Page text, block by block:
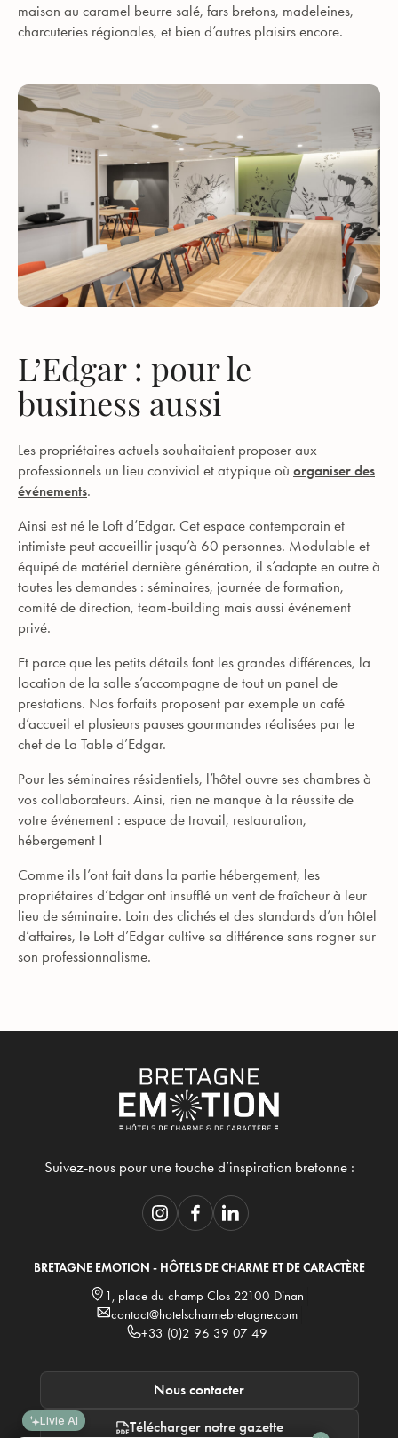
maison au caramel beurre salé, fars bretons, madeleines,
charcuteries régionales, et bien d’autres plaisirs encore.
L’Edgar : pour le
business aussi
Les propriétaires actuels souhaitaient proposer aux
professionnels un lieu convivial et atypique où organiser des
événements.
Ainsi est né le Loft d’Edgar. Cet espace contemporain et
intimiste peut accueillir jusqu’à 60 personnes. Modulable et
équipé de matériel dernière génération, il s’adapte en outre à
toutes les demandes : séminaires, journée de formation,
comité de direction, team-building mais aussi événement
privé.
Et parce que les petits détails font les grandes différences, la
location de la salle s’accompagne de tout un panel de
prestations. Nos forfaits proposent par exemple un café
d’accueil et plusieurs pauses gourmandes réalisées par le
chef de La Table d’Edgar.
Pour les séminaires résidentiels, l’hôtel ouvre ses chambres à
vos collaborateurs. Ainsi, rien ne manque à la réussite de
votre événement : espace de travail, restauration,
hébergement !
Comme ils l’ont fait dans la partie hébergement, les
propriétaires d’Edgar ont insufflé un vent de fraîcheur à leur
lieu de séminaire. Loin des clichés et des standards d’un hôtel
d’affaires, le Loft d’Edgar cultive sa différence sans rogner sur
son professionnalisme.
Suivez-nous pour une touche d’inspiration bretonne :
BRETAGNE EMOTION - HÔTELS DE CHARME ET DE CARACTÈRE
1, place du champ Clos 22100 Dinan
contact@hotelscharmebretagne.com
+33 (0)2 96 39 07 49
Nous contacter
Télécharger notre gazette
Livie AI